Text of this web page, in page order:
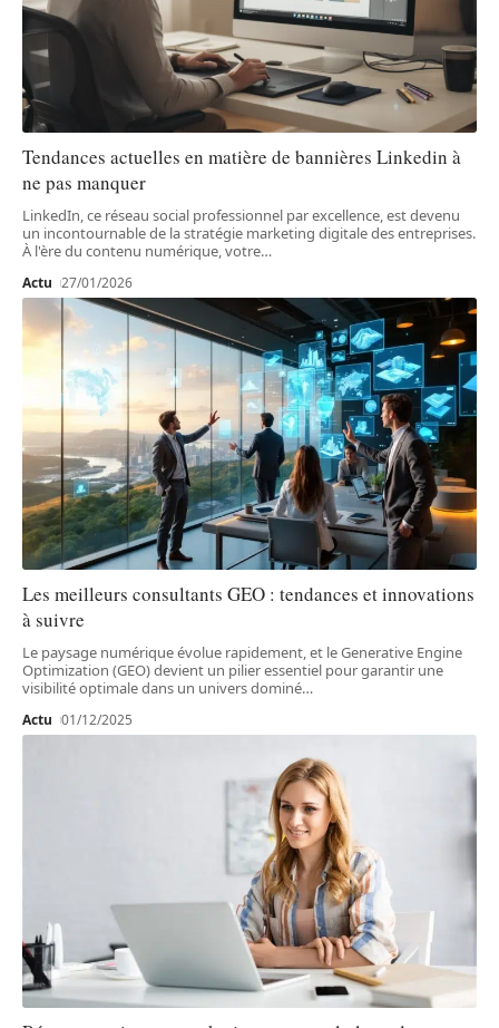
Tendances actuelles en matière de bannières Linkedin à
ne pas manquer
LinkedIn, ce réseau social professionnel par excellence, est devenu
un incontournable de la stratégie marketing digitale des entreprises.
À l'ère du contenu numérique, votre…
Actu 27/01/2026
Les meilleurs consultants GEO : tendances et innovations
à suivre
Le paysage numérique évolue rapidement, et le Generative Engine
Optimization (GEO) devient un pilier essentiel pour garantir une
visibilité optimale dans un univers dominé…
Actu 01/12/2025